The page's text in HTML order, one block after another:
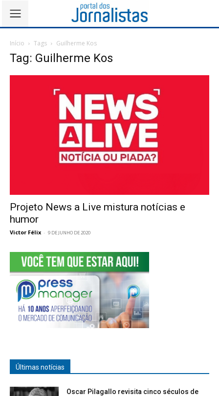
Início Tags Guilherme Kos
Tag: Guilherme Kos
Projeto News a Live mistura notícias e
humor
Victor Félix - 9 DE JUNHO DE 2020
Últimas notícias
Oscar Pilagallo revisita cinco séculos de